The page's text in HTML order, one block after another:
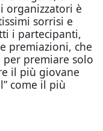
organizzatori è
sorrisi e
i partecipanti,
premiazioni, che
premiare solo
il più giovane
come il più